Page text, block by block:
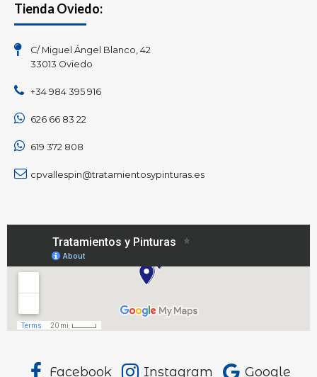
Tienda Oviedo:
C/ Miguel Ángel Blanco, 42
33013 Oviedo
+34 984 395 916
626 66 83 22
619 372 808
cpvallespin@tratamientosypinturas.es
Facebook Instagram Google